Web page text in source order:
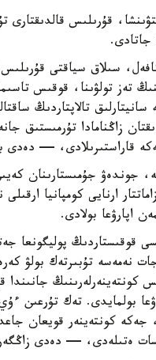
قۇرىلىس قالدىقتارى
جاتادى.
سىلاق سياقتى قۇرىلىس
تەز تولۋىنا، قوقىس
سانيتارلىق تالاپتاردىڭ
زاڭنامادا تۇرمىستىق
قاراستىرىلادى، — دەدى
جوندەۋ جۇمىستارىنان
ارنايى كومپانيا
اپارۋعا بولادى.
پوليگونعا
نەمەسە تۇبىرتەك بولۋ
كونتەينەرلەرىنىڭ جانىندا
بولمايدى. تەك تۇرعىن
كونتەينەر قويعان
ەتىلەدى، — دەدى